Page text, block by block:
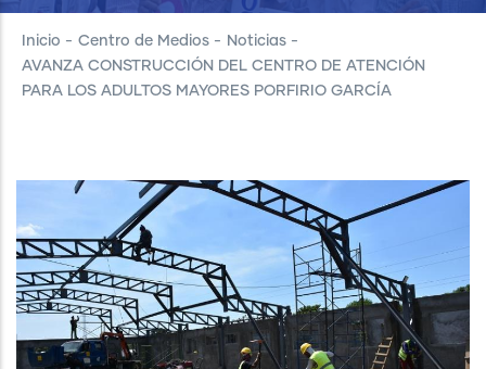
Inicio - Centro de Medios - Noticias -
AVANZA CONSTRUCCIÓN DEL CENTRO DE ATENCIÓN
PARA LOS ADULTOS MAYORES PORFIRIO GARCÍA